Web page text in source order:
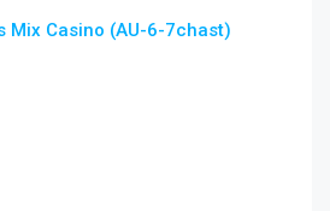
Mix Casino (AU-6-7chast)